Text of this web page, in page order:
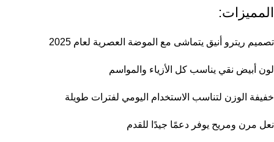
المميزات:
تصميم ريترو أنيق يتماشى مع الموضة العصرية لعام 2025
لون أبيض نقي يناسب كل الأزياء والمواسم
خفيفة الوزن لتناسب الاستخدام اليومي لفترات طويلة
نعل مرن ومريح يوفر دعمًا جيدًا للقدم